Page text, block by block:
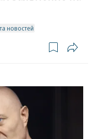
новостей